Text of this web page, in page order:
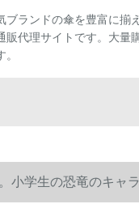
ブランドの傘を豊富に揃
販代理サイトです。大量
小学生の恐竜のキャ